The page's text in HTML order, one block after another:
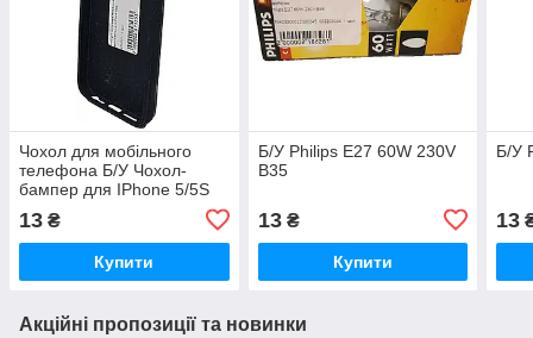
Чохол для мобільного
телефона Б/У Чохол-
бампер для IPhone 5/5S
13 ₴
Купити
Б/У Philips E27 60W 230V
B35
13₴
Купити
Б/У
13
Акційні пропозиції та новинки